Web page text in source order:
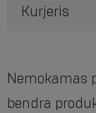
Kurjeris
Nemokamas
bendra